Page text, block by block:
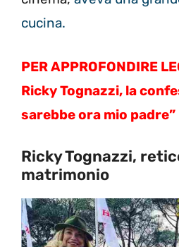
cucina.
PER APPROFONDIRE
Ricky Tognazzi, la
sarebbe ora mio padre”
Ricky Tognazzi,
matrimonio